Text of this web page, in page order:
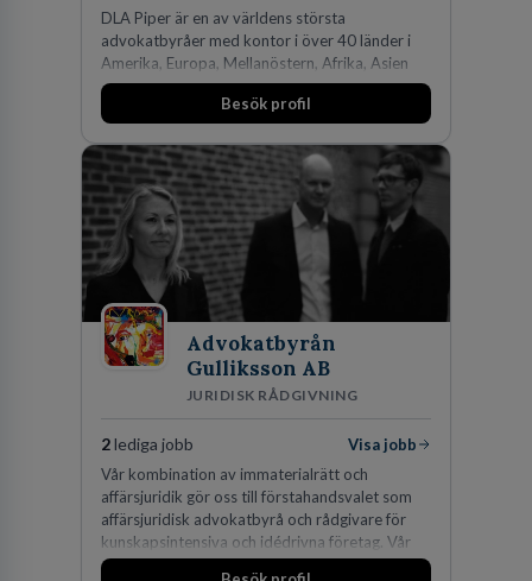
DLA Piper är en av världens största
advokatbyråer med kontor i över 40 länder i
Amerika, Europa, Mellanöstern, Afrika, Asien
och Oceanien. Vi är specialister inom
affärsjuridikens alla områden och vi har några
fler än 450 jurister på fem kontor i Stockholm,
Köpenhamn, Århus, Oslo och Helsingfors kan vi
på DLA Piper erbjuda våra klienter en unik,
effektiv och gränsöverskridande nordisk
expertis. På vårt kontor i centrala Stockholm är
vi idag drygt 240 medarbetare.
Besök profil
Advokatbyrån
Gulliksson AB
JURIDISK RÅDGIVNING
2lediga jobb
Visa jobb
Vår kombination av immaterialrätt och
affärsjuridik gör oss till förstahandsvalet som
affärsjuridisk advokatbyrå och rådgivare för
kunskapsintensiva och idédrivna företag. Vår
expertis inom IP-tillgångar har gett oss en